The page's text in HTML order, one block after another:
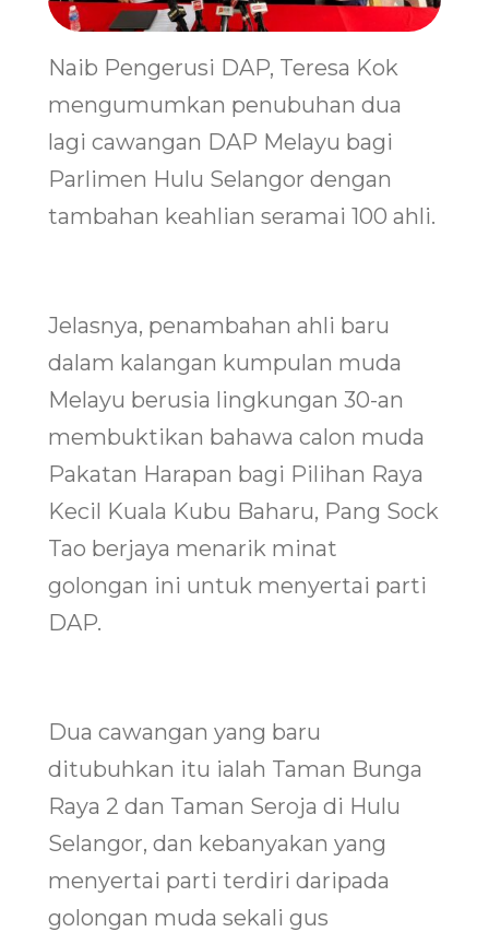
Naib Pengerusi DAP, Teresa Kok
mengumumkan penubuhan dua
lagi cawangan DAP Melayu bagi
Parlimen Hulu Selangor dengan
tambahan keahlian seramai 100 ahli.
Jelasnya, penambahan ahli baru
dalam kalangan kumpulan muda
Melayu berusia lingkungan 30-an
membuktikan bahawa calon muda
Pakatan Harapan bagi Pilihan Raya
Kecil Kuala Kubu Baharu, Pang Sock
Tao berjaya menarik minat
golongan ini untuk menyertai parti
DAP.
Dua cawangan yang baru
ditubuhkan itu ialah Taman Bunga
Raya 2 dan Taman Seroja di Hulu
Selangor, dan kebanyakan yang
menyertai parti terdiri daripada
golongan muda sekali gus